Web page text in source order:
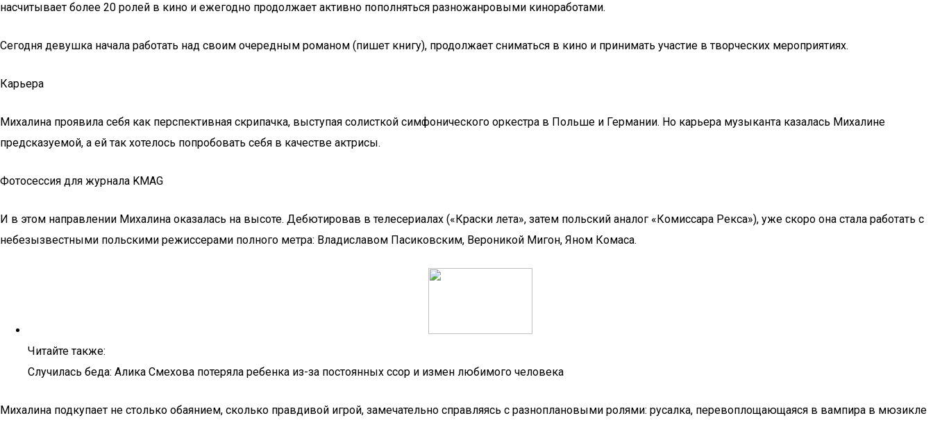
насчитывает более 20 ролей в кино и ежегодно продолжает активно пополняться разножанровыми киноработами.
Сегодня девушка начала работать над своим очередным романом (пишет книгу), продолжает сниматься в кино и принимать участие в творческих мероприятиях.
Карьера
Михалина проявила себя как перспективная скрипачка, выступая солисткой симфонического оркестра в Польше и Германии. Но карьера музыканта казалась Михалине
предсказуемой, а ей так хотелось попробовать себя в качестве актрисы.
Фотосессия для журнала KMAG
И в этом направлении Михалина оказалась на высоте. Дебютировав в телесериалах («Краски лета», затем польский аналог «Комиссара Рекса»), уже скоро она стала работать с
небезызвестными польскими режиссерами полного метра: Владиславом Пасиковским, Вероникой Мигон, Яном Комаса.
Читайте также:
Случилась беда: Алика Смехова потеряла ребенка из-за постоянных ссор и измен любимого человека
Михалина подкупает не столько обаянием, сколько правдивой игрой, замечательно справляясь с разноплановыми ролями: русалка, перевоплощающаяся в вампира в мюзикле